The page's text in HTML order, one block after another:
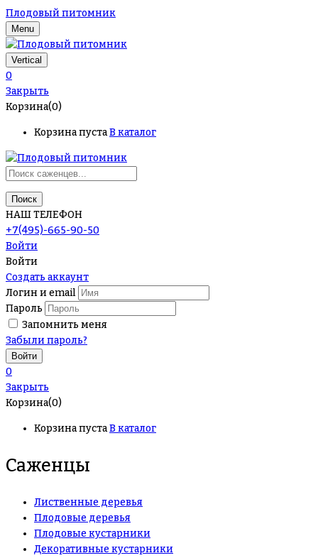
Плодовый питомник
Menu
Vertical
0
Закрыть
Корзина(0)
Корзина пустаВ каталог
Поиск
НАШ ТЕЛЕФОН
+7(495)-665-90-50
Войти
Войти
Создать аккаунт
Логин и email
Пароль
Запомнить меня
Забыли пароль?
0
Закрыть
Корзина(0)
Корзина пустаВ каталог
Саженцы
Лиственные деревья
Плодовые деревья
Плодовые кустарники
Декоративные кустарники